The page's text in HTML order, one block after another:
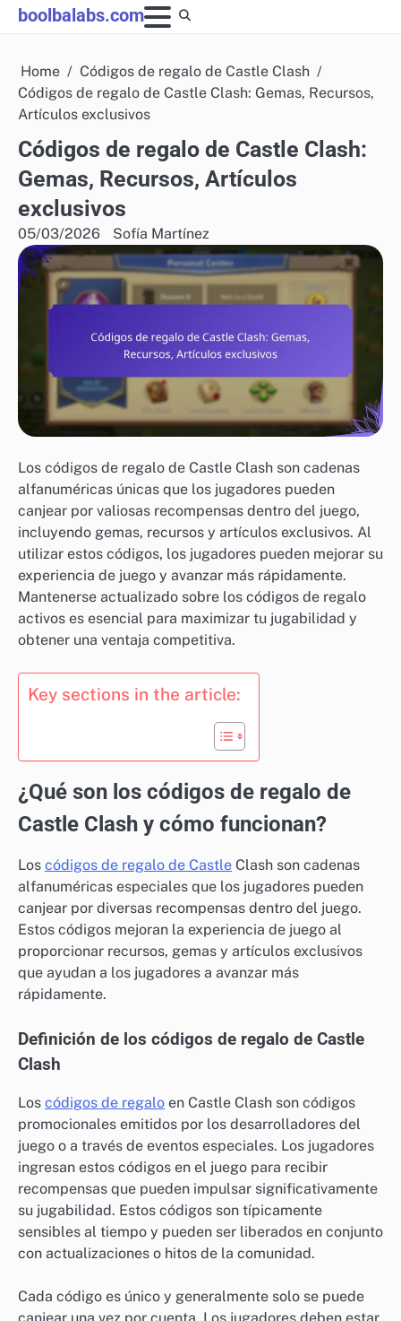
Skip
to
boolbalabs.com
Home
Códigos de regalo de Castle Clash
Códigos de regalo de Castle Clash: Gemas, Recursos,
Artículos exclusivos
Códigos de regalo de Castle Clash:
Gemas, Recursos, Artículos
exclusivos
05/03/2026 Sofía Martínez
Los códigos de regalo de Castle Clash son cadenas
alfanuméricas únicas que los jugadores pueden
canjear por valiosas recompensas dentro del juego,
incluyendo gemas, recursos y artículos exclusivos. Al
utilizar estos códigos, los jugadores pueden mejorar su
experiencia de juego y avanzar más rápidamente.
Mantenerse actualizado sobre los códigos de regalo
activos es esencial para maximizar tu jugabilidad y
obtener una ventaja competitiva.
Key sections in the article:
¿Qué son los códigos de regalo de
Castle Clash y cómo funcionan?
Los códigos de regalo de Castle Clash son cadenas
alfanuméricas especiales que los jugadores pueden
canjear por diversas recompensas dentro del juego.
Estos códigos mejoran la experiencia de juego al
proporcionar recursos, gemas y artículos exclusivos
que ayudan a los jugadores a avanzar más
rápidamente.
Definición de los códigos de regalo de Castle
Clash
Los códigos de regalo en Castle Clash son códigos
promocionales emitidos por los desarrolladores del
juego o a través de eventos especiales. Los jugadores
ingresan estos códigos en el juego para recibir
recompensas que pueden impulsar significativamente
su jugabilidad. Estos códigos son típicamente
sensibles al tiempo y pueden ser liberados en conjunto
con actualizaciones o hitos de la comunidad.
Cada código es único y generalmente solo se puede
canjear una vez por cuenta. Los jugadores deben estar